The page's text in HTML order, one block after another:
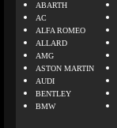
ABARTH
AC
ALFA ROMEO
ALLARD
AMG
ASTON MARTIN
AUDI
BENTLEY
BMW